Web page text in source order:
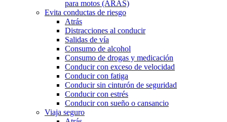
para motos (ARAS)
Evita conductas de riesgo
Atrás
Distracciones al conducir
Salidas de vía
Consumo de alcohol
Consumo de drogas y medicación
Conducir con exceso de velocidad
Conducir con fatiga
Conducir sin cinturón de seguridad
Conducir con estrés
Conducir con sueño o cansancio
Viaja seguro